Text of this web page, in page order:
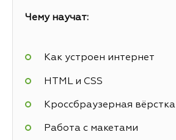
Чему научат:
Как устроен интернет
HTML и CSS
Кроссбраузерная вёрстка
Работа с макетами